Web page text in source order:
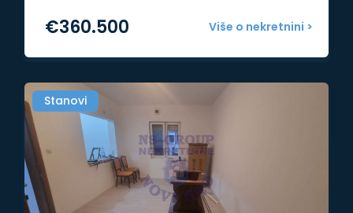
Više o nekretnini >
€360.500
Stanovi